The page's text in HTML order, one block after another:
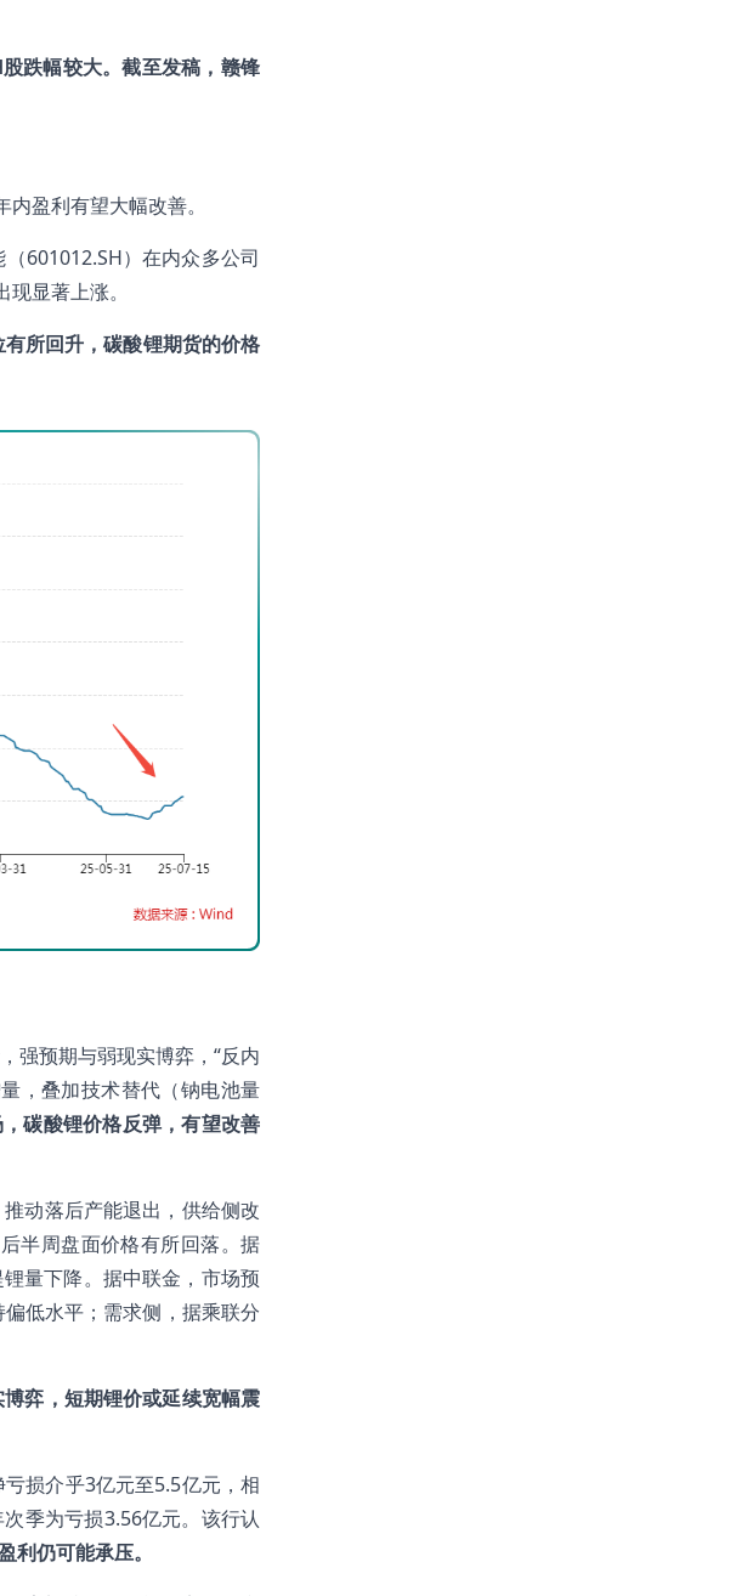
跌幅较大。截至发稿，赣锋
盈利有望大幅改善。
601012.SH）在内众多公司
显著上涨。
所回升，碳酸锂期货的价格
强预期与弱现实博弈，“反内
，叠加技术替代（钠电池量
碳酸锂价格反弹，有望改善
动落后产能退出，供给侧改
半周盘面价格有所回落。据
量下降。据中联金，市场预
低水平；需求侧，据乘联分
弈，短期锂价或延续宽幅震
损介乎3亿元至5.5亿元，相
季为亏损3.56亿元。该行认
仍可能承压。